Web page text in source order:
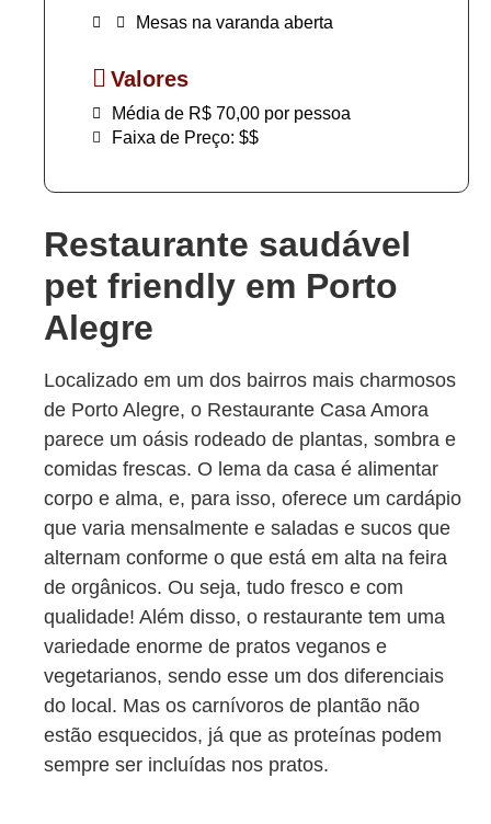
Mesas na varanda aberta
Valores
Média de R$ 70,00 por pessoa
Faixa de Preço: $$
Restaurante saudável
pet friendly em Porto
Alegre
Localizado em um dos bairros mais charmosos
de Porto Alegre, o Restaurante Casa Amora
parece um oásis rodeado de plantas, sombra e
comidas frescas. O lema da casa é alimentar
corpo e alma, e, para isso, oferece um cardápio
que varia mensalmente e saladas e sucos que
alternam conforme o que está em alta na feira
de orgânicos. Ou seja, tudo fresco e com
qualidade! Além disso, o restaurante tem uma
variedade enorme de pratos veganos e
vegetarianos, sendo esse um dos diferenciais
do local. Mas os carnívoros de plantão não
estão esquecidos, já que as proteínas podem
sempre ser incluídas nos pratos.